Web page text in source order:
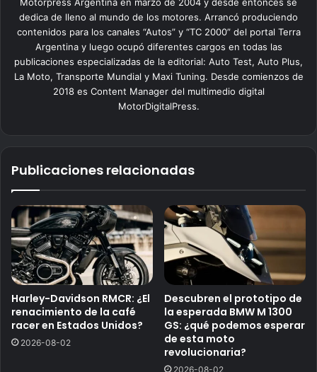
Motorpress Argentina en marzo de 2004 y desde entonces se
dedica de lleno al mundo de los motores. Arrancó produciendo
contenidos para los canales “Autos” y “TC 2000” del portal Terra
Argentina y luego ocupó diferentes cargos en todas las
publicaciones especializadas de la editorial: Auto Test, Auto Plus,
La Moto, Transporte Mundial y Maxi Tuning. Desde comienzos de
2018 es Content Manager del multimedio digital
MotorDigitalPress.
Publicaciones relacionadas
Harley-Davidson RMCR: ¿El
renacimiento de la café
racer en Estados Unidos?
2026-08-02
Descubren el prototipo de
la esperada BMW M 1300
GS: ¿qué podemos esperar
de esta moto
revolucionaria?
2026-08-02